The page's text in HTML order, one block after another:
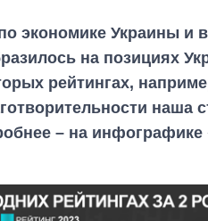
экономике Украины и
на позициях
рейтингах,
наша
– на